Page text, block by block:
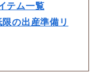
テム一覧
の出産準備リ